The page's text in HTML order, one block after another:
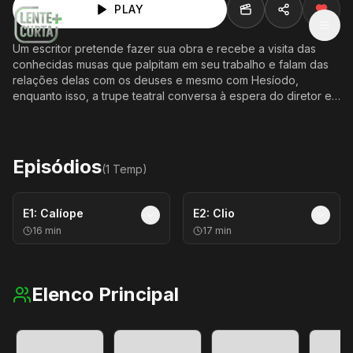
PLAY
Um escritor pretende fazer sua obra e recebe a visita das
conhecidas musas que palpitam em seu trabalho e falam das
relações delas com os deuses e mesmo com Hesíodo,
enquanto isso, a trupe teatral conversa à espera do diretor e
Episódios(1 Temp)
E1: Calíope
16 min
E2: Clio
17 min
Elenco Principal